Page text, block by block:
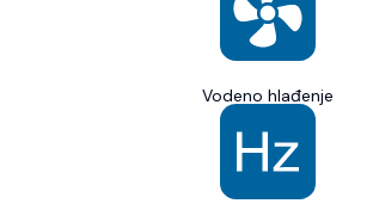
Vodeno hlađenje